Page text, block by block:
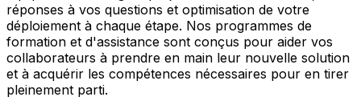
réponses à vos questions et optimisation de votre
déploiement à chaque étape. Nos programmes de
formation et d'assistance sont conçus pour aider vos
collaborateurs à prendre en main leur nouvelle solution
et à acquérir les compétences nécessaires pour en tirer
pleinement parti.